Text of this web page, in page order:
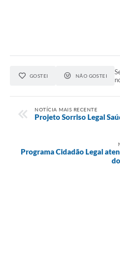
GOSTEI NÃO GOSTEI
NOTÍCIA MAIS RECENTE
Projeto Sorriso Legal
Programa Cidadão Legal